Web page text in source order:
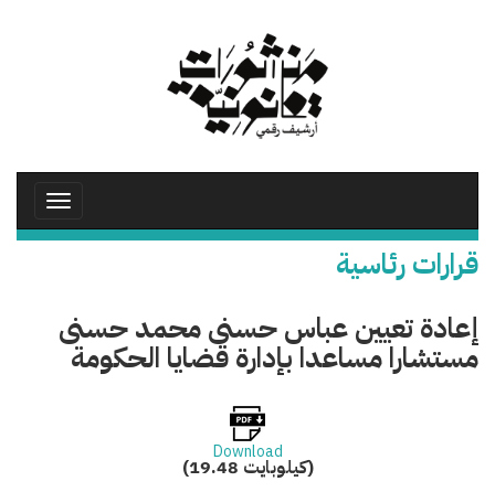
Toggle
قرارات رئاسية
إعادة تعيين عباس حسنى محمد حسنى
مستشارا مساعدا بإدارة قضايا الحكومة
Download
(19.48 كيلوبايت)